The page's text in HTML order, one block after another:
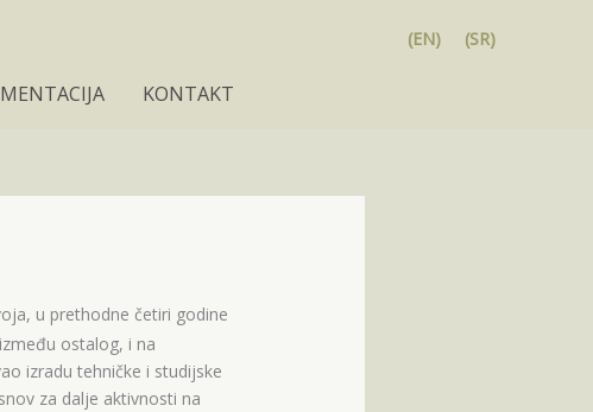
(EN) (SR)
KONTAKT
u prethodne četiri godine
ostalog, i na
izradu tehničke i studijske
za dalje aktivnosti na